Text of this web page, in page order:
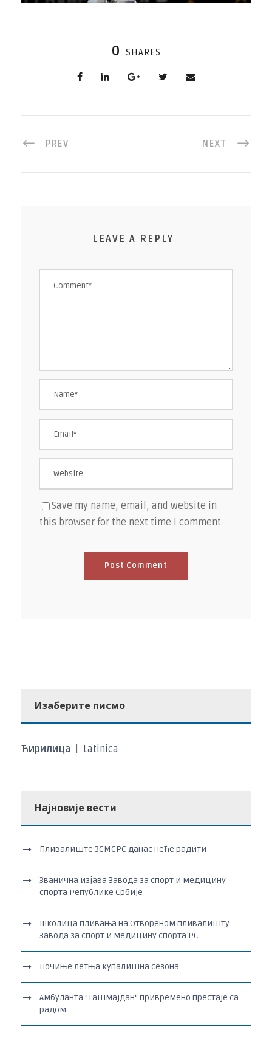
0 SHARES
PREV NEXT
LEAVE A REPLY
Save my name, email, and website in
this browser for the next time I comment.
Изаберите писмо
Ћирилица Latinica
Најновије вести
Пливалиште ЗСМСРС данас неће радити
Званична изјава Завода за спорт и медицину
спорта Републике Србије
Школица пливања на Отвореном пливалишту
Завода за спорт и медицину спорта РС
Почиње летња купалишна сезона
Амбуланта “Ташмајдан“ привремено престаје са
радом